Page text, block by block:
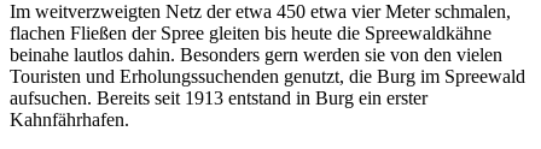
Im weitverzweigten Netz der etwa 450 etwa vier Meter schmalen,
flachen Fließen der Spree gleiten bis heute die Spreewaldkähne
beinahe lautlos dahin. Besonders gern werden sie von den vielen
Touristen und Erholungssuchenden genutzt, die Burg im Spreewald
aufsuchen. Bereits seit 1913 entstand in Burg ein erster
Kahnfährhafen.